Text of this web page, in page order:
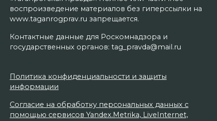
воспроизведение материалов без гиперссылки на
www.taganrogprav.ru запрещается.
Контактные данные для Роскомнадзора и
государственных органов: tag_pravda@mail.ru
Политика конфиденциальности и защиты
информации
Согласие на обработку персональных данных с
помощью сервисов Yandex.Metrika, LiveInternet,